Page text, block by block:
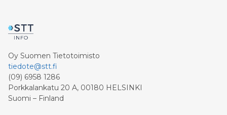
Oy Suomen Tietotoimisto
tiedote@stt.fi
(09) 6958 1286
Porkkalankatu 20 A, 00180 HELSINKI
Suomi – Finland